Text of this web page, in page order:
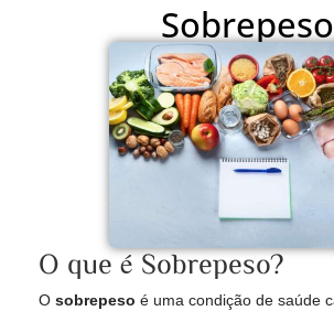
Sobrepeso
O que é Sobrepeso?
O sobrepeso é uma condição de saúde